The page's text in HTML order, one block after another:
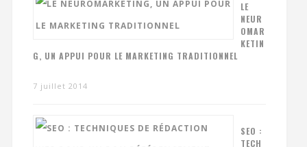
LE
NEUR
OMAR
KETIN
G, UN APPUI POUR LE MARKETING TRADITIONNEL
7 juillet 2014
SEO :
TECH